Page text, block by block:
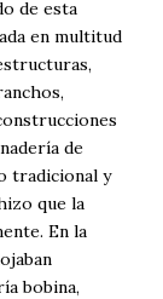
de esta
en multitud
de
tradicional y
que la
En la
bobina,